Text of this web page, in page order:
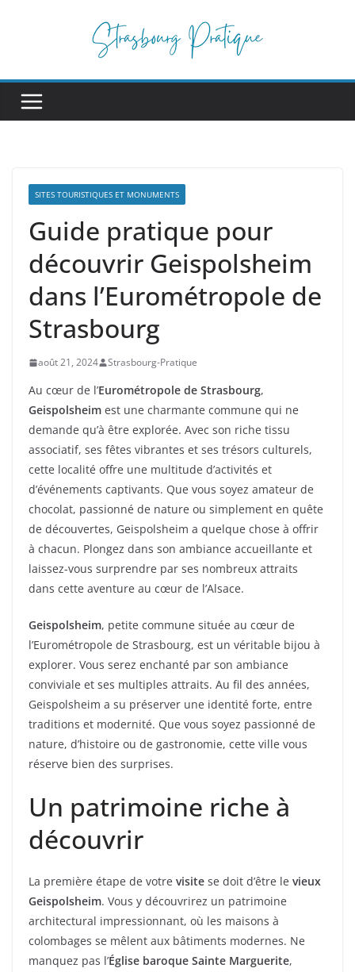
SITES TOURISTIQUES ET MONUMENTS
Guide pratique pour
découvrir Geispolsheim
dans l’Eurométropole de
Strasbourg
août 21, 2024 Strasbourg-Pratique
Au cœur de l’Eurométropole de Strasbourg,
Geispolsheim est une charmante commune qui ne
demande qu’à être explorée. Avec son riche tissu
associatif, ses fêtes vibrantes et ses trésors culturels,
cette localité offre une multitude d’activités et
d’événements captivants. Que vous soyez amateur de
chocolat, passionné de nature ou simplement en quête
de découvertes, Geispolsheim a quelque chose à offrir
à chacun. Plongez dans son ambiance accueillante et
laissez-vous surprendre par ses nombreux attraits
dans cette aventure au cœur de l’Alsace.
Geispolsheim, petite commune située au cœur de
l’Eurométropole de Strasbourg, est un véritable bijou à
explorer. Vous serez enchanté par son ambiance
conviviale et ses multiples attraits. Au fil des années,
Geispolsheim a su préserver une identité forte, entre
traditions et modernité. Que vous soyez passionné de
nature, d’histoire ou de gastronomie, cette ville vous
réserve bien des surprises.
Un patrimoine riche à
découvrir
La première étape de votre visite se doit d’être le vieux
Geispolsheim. Vous y découvrirez un patrimoine
architectural impressionnant, où les maisons à
colombages se mêlent aux bâtiments modernes. Ne
manquez pas l’Église baroque Sainte Marguerite,